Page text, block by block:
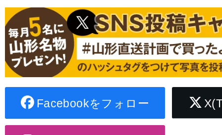
Facebookをフォロー